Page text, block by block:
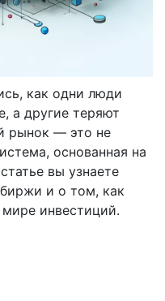
как одни люди
а другие теряют
рынок — это не
основанная на
вы узнаете
и о том, как
инвестиций.